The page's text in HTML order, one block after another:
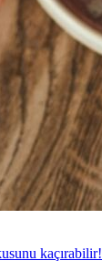
kaçırabilir!